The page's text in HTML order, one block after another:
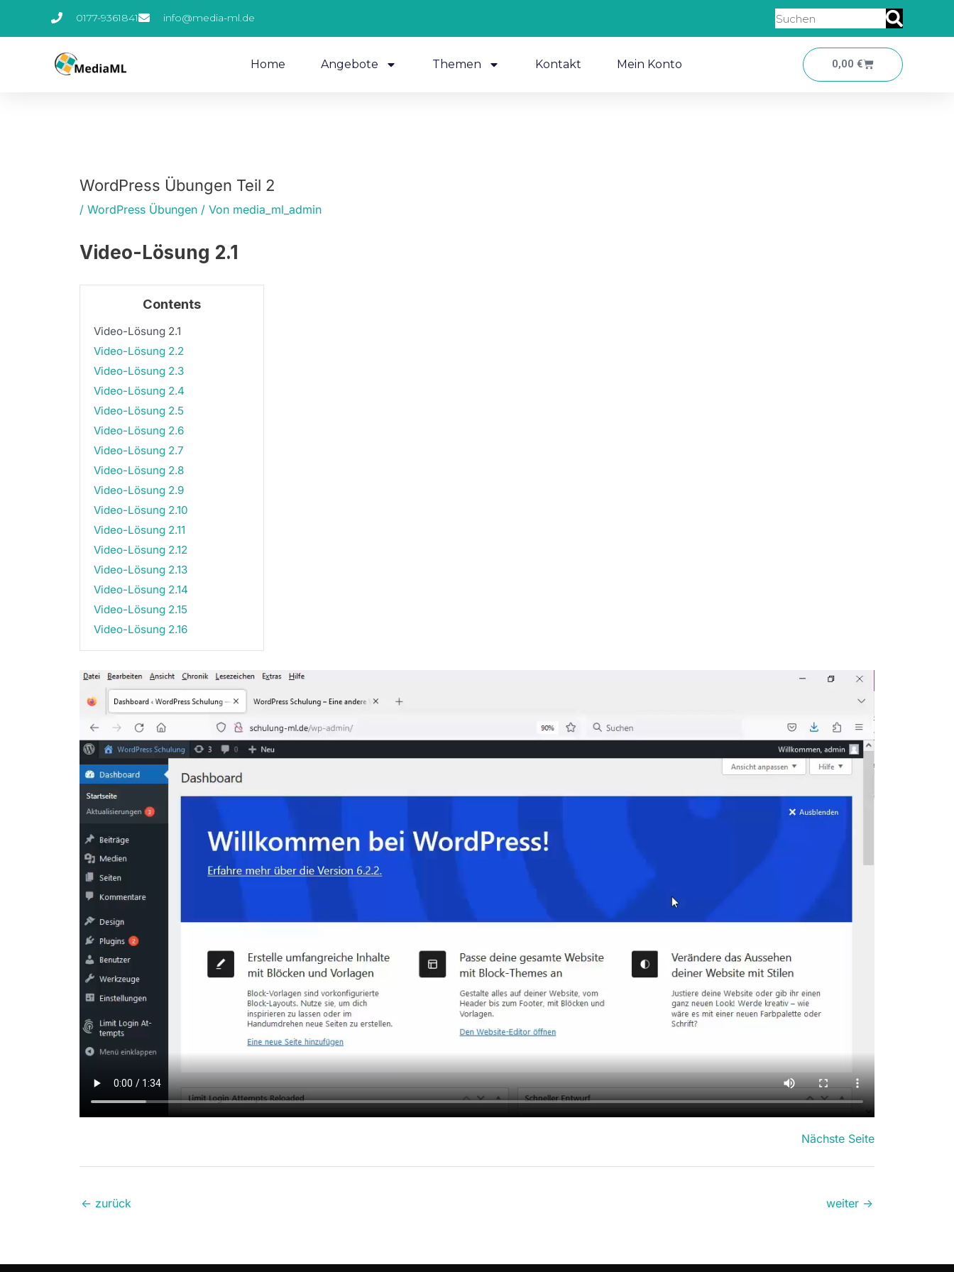
0177-9361841 info@media-ml.de Suche
Home Angebote Themen Kontakt Mein Konto 0,00 €Warenkorb
WordPress Übungen Teil 2
/ WordPress Übungen / Von media_ml_admin
Video-Lösung 2.1
Contents
Video-Lösung 2.1
Video-Lösung 2.2
Video-Lösung 2.3
Video-Lösung 2.4
Video-Lösung 2.5
Video-Lösung 2.6
Video-Lösung 2.7
Video-Lösung 2.8
Video-Lösung 2.9
Video-Lösung 2.10
Video-Lösung 2.11
Video-Lösung 2.12
Video-Lösung 2.13
Video-Lösung 2.14
Video-Lösung 2.15
Video-Lösung 2.16
Nächste Seite
← zurück weiter →